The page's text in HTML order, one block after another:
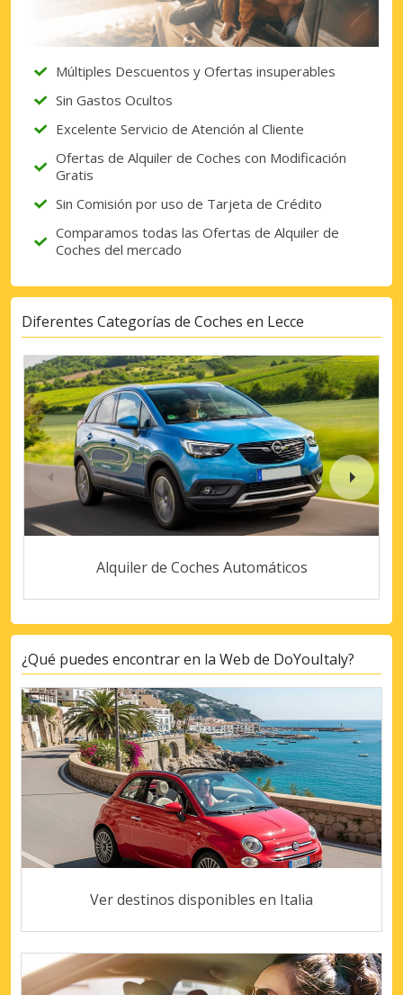
Múltiples Descuentos y Ofertas insuperables
Sin Gastos Ocultos
Excelente Servicio de Atención al Cliente
Ofertas de Alquiler de Coches con Modificación
Gratis
Sin Comisión por uso de Tarjeta de Crédito
Comparamos todas las Ofertas de Alquiler de
Coches del mercado
Diferentes Categorías de Coches en Lecce
Alquiler de Coches Automáticos
¿Qué puedes encontrar en la Web de DoYouItaly?
Ver destinos disponibles en Italia